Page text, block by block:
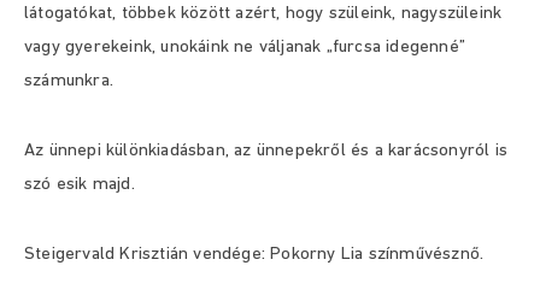
látogatókat, többek között azért, hogy szüleink, nagyszüleink
vagy gyerekeink, unokáink ne váljanak „furcsa idegenné”
számunkra.
Az ünnepi különkiadásban, az ünnepekről és a karácsonyról is
szó esik majd.
Steigervald Krisztián vendége: Pokorny Lia színművésznő.